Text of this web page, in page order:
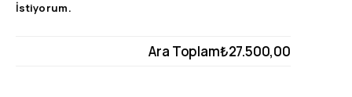
İstiyorum.
Ara Toplam₺27.500,00